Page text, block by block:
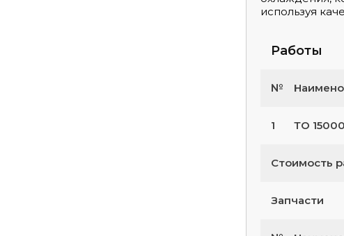
используя
Работы
№
1 ТО 15000
Стоимость
Запчасти